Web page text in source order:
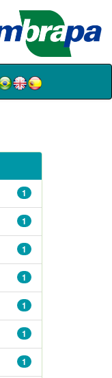
1
1
1
1
1
1
1